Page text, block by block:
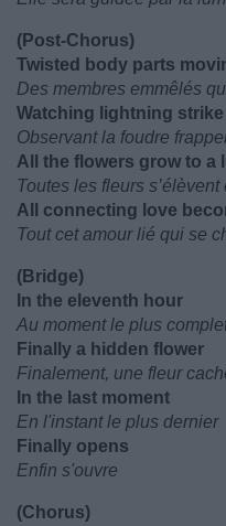
(Post-Chorus)
Twisted body parts
Des membres emmêlés
Watching lightning
Observant la foudre
All the flowers grow to a
Toutes les fleurs
All connecting love
Tout cet amour lié qui se
(Bridge)
In the eleventh hour
Au moment le plus
Finally a hidden flower
Finalement, une fleur
In the last moment
En l'instant le plus dernier
Finally opens
Enfin s'ouvre
(Chorus)